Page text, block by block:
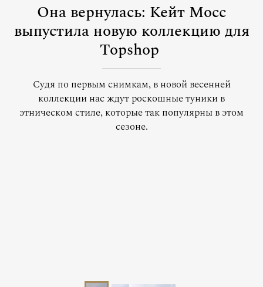
Она вернулась: Кейт Мосс
выпустила новую коллекцию для
Topshop
Судя по первым снимкам, в новой весенней
коллекции нас ждут роскошные туники в
этническом стиле, которые так популярны в этом
сезоне.